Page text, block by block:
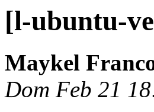
[l-ubuntu-
Maykel
Dom Feb 21